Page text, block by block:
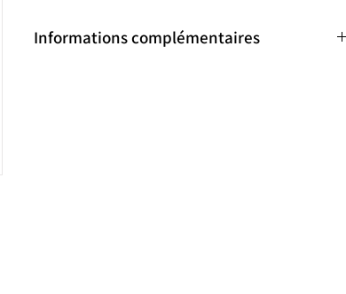
Informations complémentaires